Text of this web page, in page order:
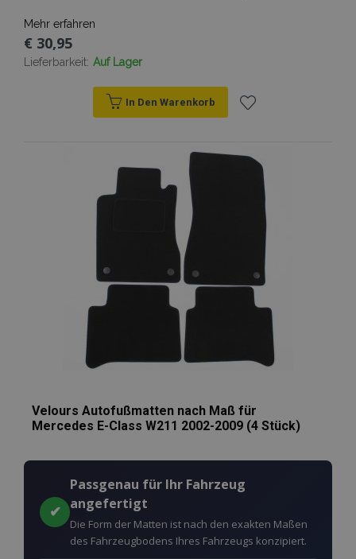
Mehr erfahren
€ 30,95
Lieferbarkeit: Auf Lager
In Den Warenkorb
Wunschliste
hinzufügen
Velours Autofußmatten nach Maß für
Mercedes E-Class W211 2002-2009 (4 Stück)
✔
Passgenau für Ihr Fahrzeug
angefertigt
Die Form der Matten ist nach den exakten Maßen
des Fahrzeugbodens Ihres Fahrzeugs konzipiert.